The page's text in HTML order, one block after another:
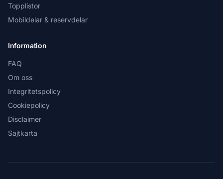
Topplistor
Mobildelar & reservdelar
Information
FAQ
Om oss
Integritetspolicy
Cookiepolicy
Disclaimer
Sajtkarta